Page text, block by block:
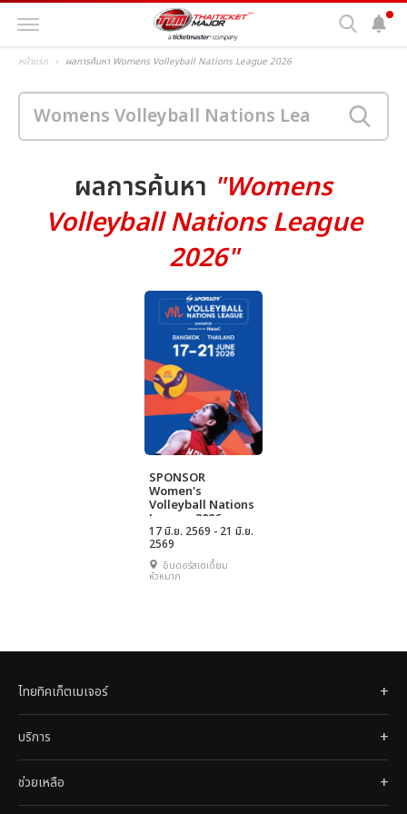
หน้าแรก ผลการค้นหา Womens Volleyball Nations League 2026
ผลการค้นหา "Womens
Volleyball Nations League
2026"
SPONSOR
Women's
Volleyball Nations
League 2026
' Bangkok
presented by
Hatari
17 มิ.ย. 2569 - 21 มิ.ย.
2569
อินดอร์สเตเดี้ยม
หัวหมาก
ไทยทิคเก็ตเมเจอร์
บริการ
ช่วยเหลือ